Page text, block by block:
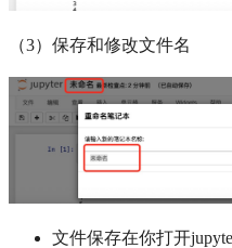
（3）保存和修改文件名
文件保存在你打开